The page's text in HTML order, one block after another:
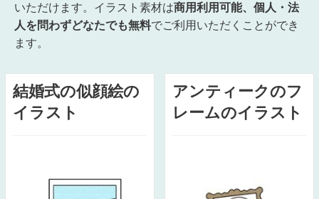
いただけます。イラスト素材は商用利用可能、個人・法
人を問わずどなたでも無料でご利用いただくことができ
ます。
結婚式の似顔絵の
イラスト
アンティークのフ
レームのイラスト